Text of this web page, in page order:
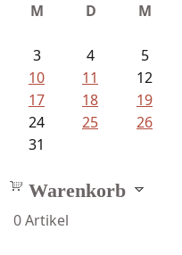
M D M
3
4 5
10
11 12
17
18 19
24
25 26
31
Warenkorb
0Artikel